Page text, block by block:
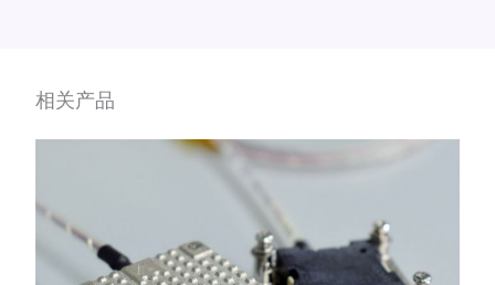
相关产品